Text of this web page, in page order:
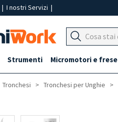
| I nostri Servizi |
Strumenti Micromotori e frese
Tronchesi Tronchesi per Unghie